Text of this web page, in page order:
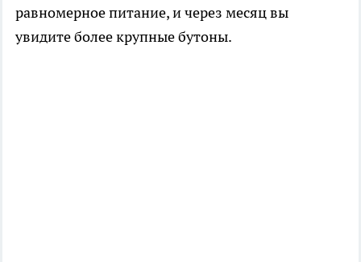
равномерное питание, и через месяц вы
увидите более крупные бутоны.